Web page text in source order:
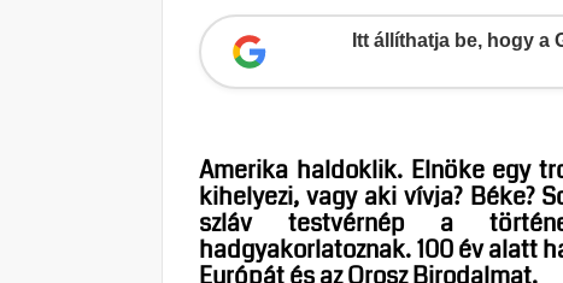
Itt állíthatja be, hogy a
Amerika haldoklik. Elnöke egy
kihelyezi, vagy aki vívja? Béke?
szláv testvérnép a
hadgyakorlatoznak. 100 év alatt